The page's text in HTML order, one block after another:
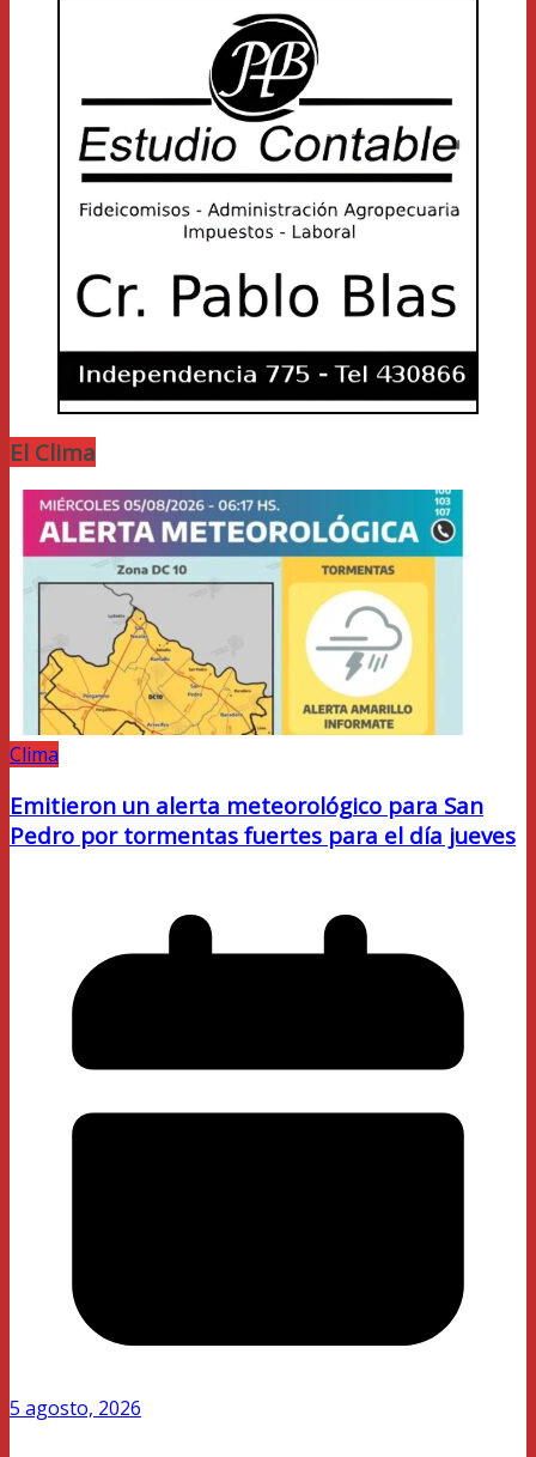
El Clima
Clima
Emitieron un alerta meteorológico para San
Pedro por tormentas fuertes para el día jueves
5 agosto, 2026